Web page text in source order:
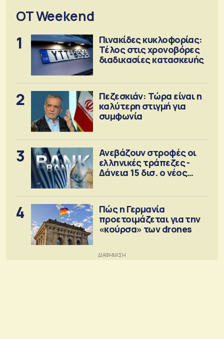
OT Weekend
1
Πινακίδες κυκλοφορίας:
Τέλος στις χρονοβόρες
διαδικασίες κατασκευής
2
Πεζεσκιάν: Τώρα είναι η
καλύτερη στιγμή για
συμφωνία
3
Ανεβάζουν στροφές οι
ελληνικές τράπεζες -
Δάνεια 15 δισ. ο νέος
4
Πώς η Γερμανία
προετοιμάζεται για την
«κούρσα» των drones